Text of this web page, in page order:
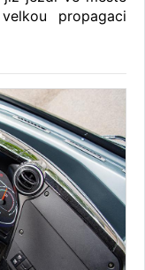
propagaci